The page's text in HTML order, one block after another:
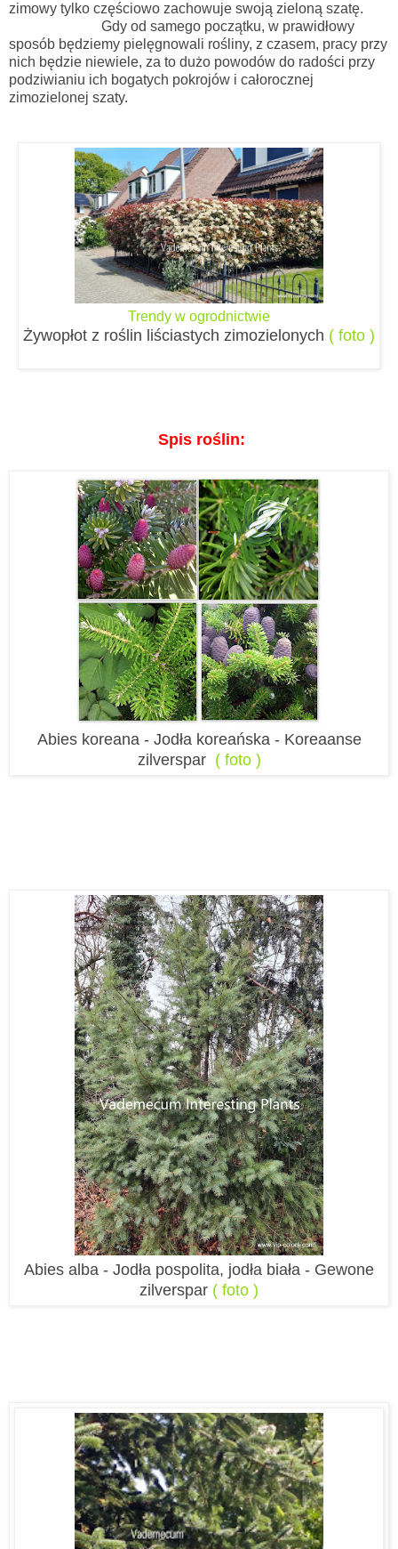
zimowy tylko częściowo zachowuje swoją zieloną szatę.
Gdy od samego początku, w prawidłowy
sposób będziemy pielęgnowali rośliny, z czasem, pracy przy
nich będzie niewiele, za to dużo powodów do radości przy
podziwianiu ich bogatych pokrojów i całorocznej
zimozielonej szaty.
Trendy w ogrodnictwie
Żywopłot z roślin liściastych zimozielonych ( foto )
Spis roślin:
Abies koreana - Jodła koreańska - Koreaanse
zilverspar ( foto )
Abies alba - Jodła pospolita, jodła biała - Gewone
zilverspar ( foto )